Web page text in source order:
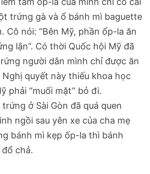
trứng gà và ổ bánh mì baguette
Cô nói: “Bên Mỹ, phần ốp-la ăn
lận”. Có thời Quốc hội Mỹ đã
người dân mình chỉ được ăn
quyết này thiếu khoa học
phải “muối mặt” bỏ đi.
ở Sài Gòn đã quá quen
ngồi sau yên xe của cha mẹ
bánh mì kẹp ốp-la thì bánh
chả.